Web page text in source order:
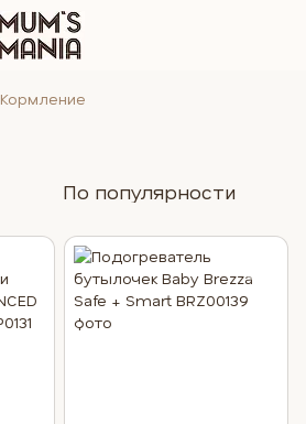
Кормление
По популярности